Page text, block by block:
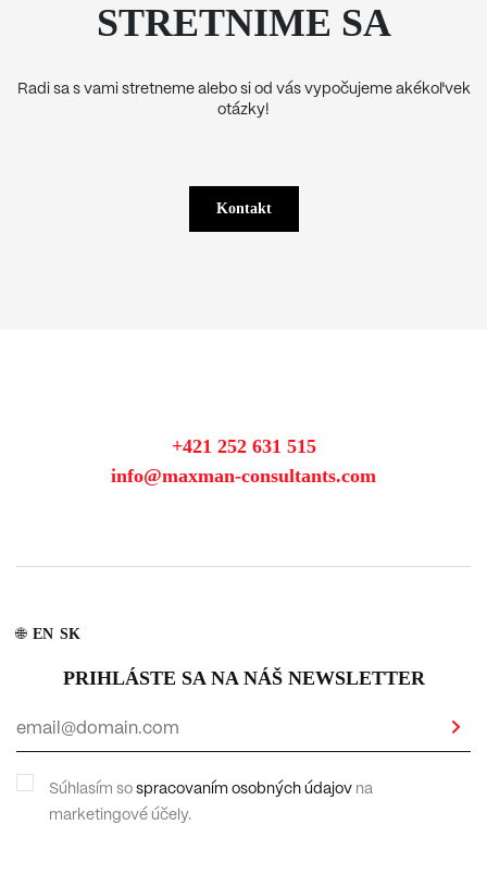
STRETNIME SA
Radi sa s vami stretneme alebo si od vás vypočujeme akékoľvek
otázky!
Kontakt
+421 252 631 515
info@maxman-consultants.com
🌐 EN SK
PRIHLÁSTE SA NA NÁŠ NEWSLETTER
Súhlasím so spracovaním osobných údajov na
marketingové účely.